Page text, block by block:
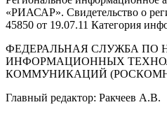
«РИАСАР». Свидетельство о
45850 от 19.07.11 Категория
ФЕДЕРАЛЬНАЯ СЛУЖБА ПО
ИНФОРМАЦИОННЫХ
КОММУНИКАЦИЙ
Главный редактор: Ракчеев А.В.